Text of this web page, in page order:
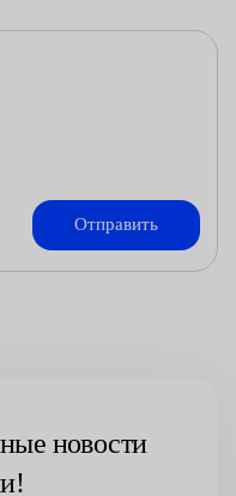
новости